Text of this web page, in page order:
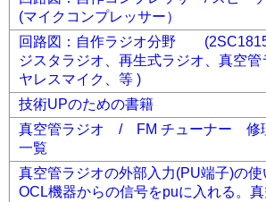
(マイクコンプレッサー）
回路図：自作ラジオ分野
ジスタラジオ、再生式ラジオ、真空管
ヤレスマイク、等 )
技術UPのための書籍
真空管ラジオ / FM チューナー
一覧
真空管ラジオの外部入力(PU端子)の
OCL機器からの信号をpuに入れる。